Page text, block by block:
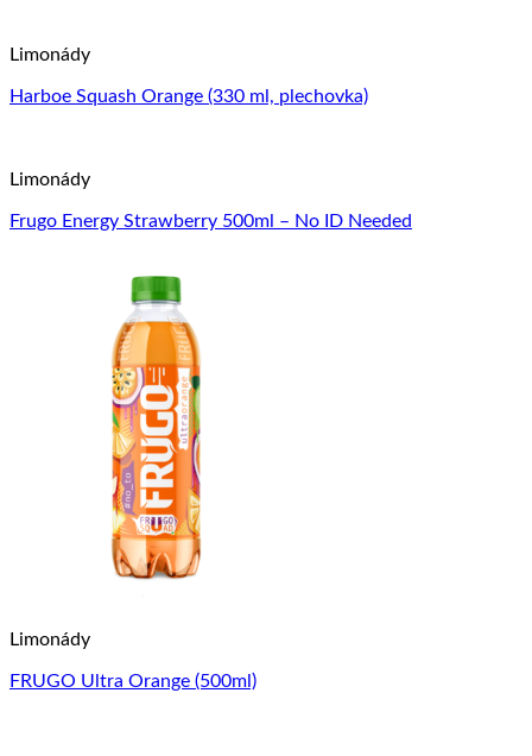
Limonády
Harboe Squash Orange (330 ml, plechovka)
Limonády
Frugo Energy Strawberry 500ml – No ID Needed
Limonády
FRUGO Ultra Orange (500ml)